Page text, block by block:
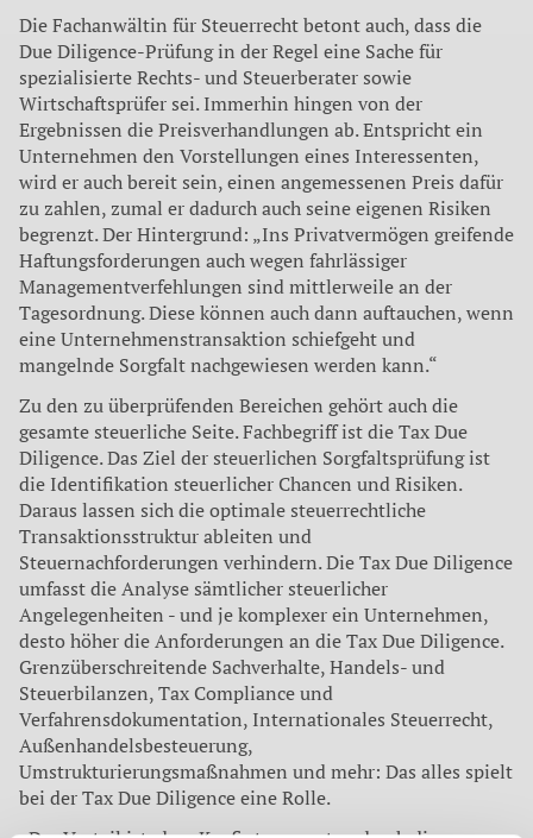
Die Fachanwältin für Steuerrecht betont auch, dass die
Due Diligence-Prüfung in der Regel eine Sache für
spezialisierte Rechts- und Steuerberater sowie
Wirtschaftsprüfer sei. Immerhin hingen von der
Ergebnissen die Preisverhandlungen ab. Entspricht ein
Unternehmen den Vorstellungen eines Interessenten,
wird er auch bereit sein, einen angemessenen Preis dafür
zu zahlen, zumal er dadurch auch seine eigenen Risiken
begrenzt. Der Hintergrund: „Ins Privatvermögen greifende
Haftungsforderungen auch wegen fahrlässiger
Managementverfehlungen sind mittlerweile an der
Tagesordnung. Diese können auch dann auftauchen, wenn
eine Unternehmenstransaktion schiefgeht und
mangelnde Sorgfalt nachgewiesen werden kann.“
Zu den zu überprüfenden Bereichen gehört auch die
gesamte steuerliche Seite. Fachbegriff ist die Tax Due
Diligence. Das Ziel der steuerlichen Sorgfaltsprüfung ist
die Identifikation steuerlicher Chancen und Risiken.
Daraus lassen sich die optimale steuerrechtliche
Transaktionsstruktur ableiten und
Steuernachforderungen verhindern. Die Tax Due Diligence
umfasst die Analyse sämtlicher steuerlicher
Angelegenheiten - und je komplexer ein Unternehmen,
desto höher die Anforderungen an die Tax Due Diligence.
Grenzüberschreitende Sachverhalte, Handels- und
Steuerbilanzen, Tax Compliance und
Verfahrensdokumentation, Internationales Steuerrecht,
Außenhandelsbesteuerung,
Umstrukturierungsmaßnahmen und mehr: Das alles spielt
bei der Tax Due Diligence eine Rolle.